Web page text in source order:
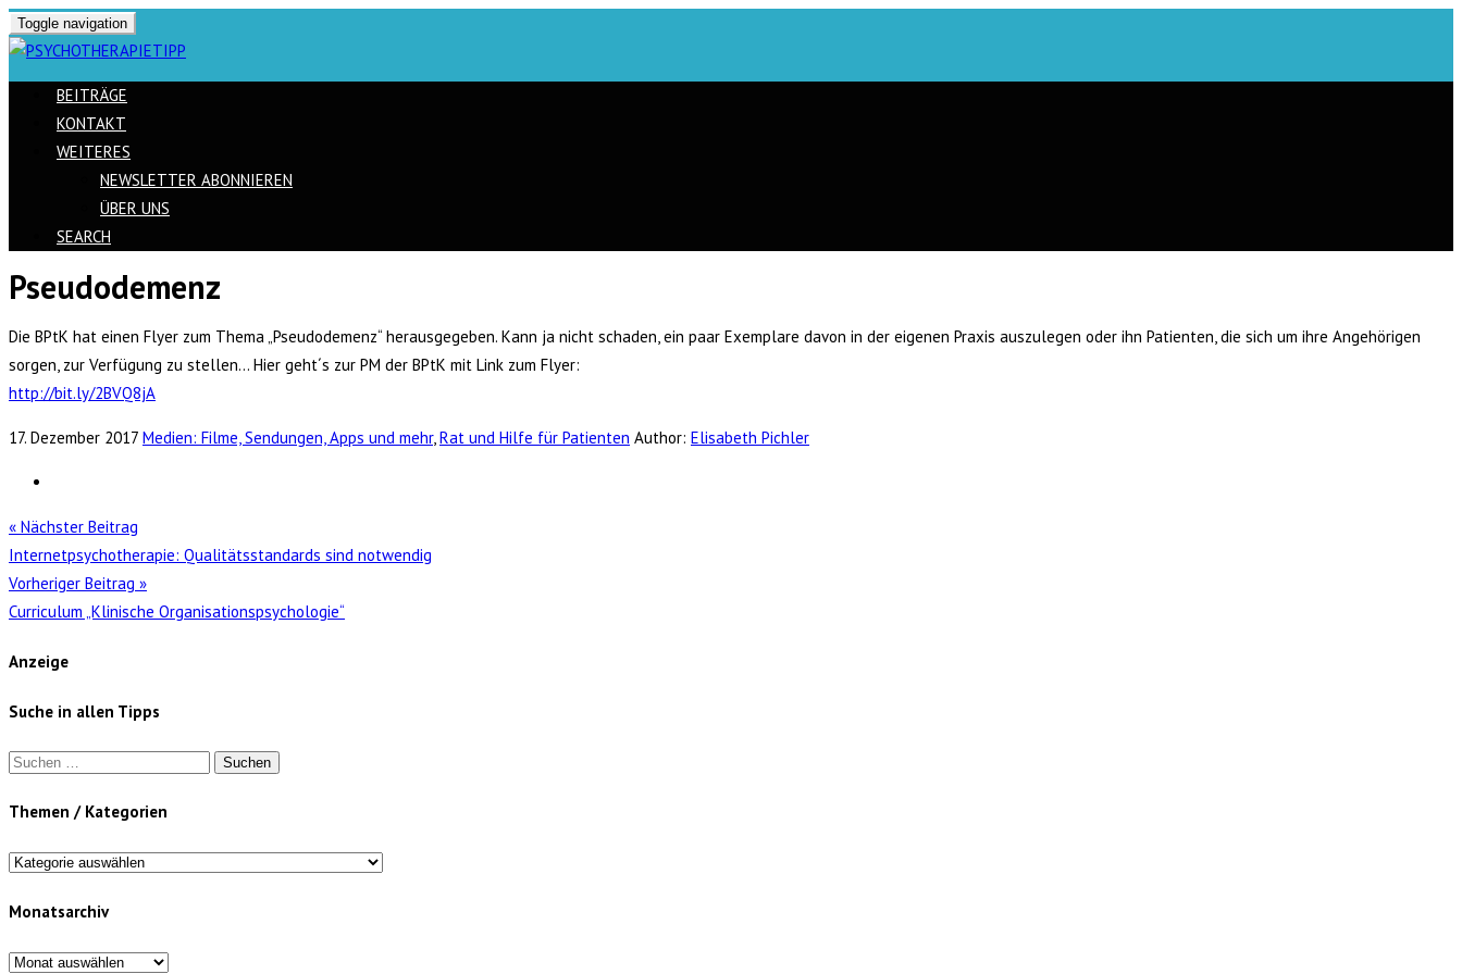
Toggle navigation
BEITRÄGE
KONTAKT
WEITERES
NEWSLETTER ABONNIEREN
ÜBER UNS
SEARCH
Skip
content
Pseudodemenz
Die BPtK hat einen Flyer zum Thema „Pseudodemenz“ herausgegeben. Kann ja nicht schaden, ein paar Exemplare davon in der eigenen Praxis auszulegen oder ihn Patienten, die sich um ihre Angehörigen
sorgen, zur Verfügung zu stellen… Hier geht´s zur PM der BPtK mit Link zum Flyer:
http://bit.ly/2BVQ8jA
17. Dezember 2017 Medien: Filme, Sendungen, Apps und mehr,Rat und Hilfe für Patienten Author: Elisabeth Pichler
« Nächster Beitrag
Internetpsychotherapie: Qualitätsstandards sind notwendig
Vorheriger Beitrag »
Curriculum „Klinische Organisationspsychologie“
Anzeige
Suche in allen Tipps
Suchen
Themen / Kategorien
Themen
Kategorien
Monatsarchiv
Monatsarchiv